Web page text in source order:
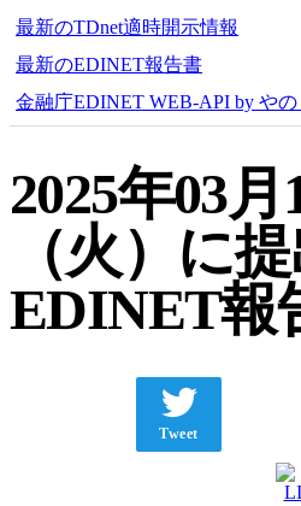
最新のTDnet適時開示情報
最新のEDINET報告書
金融庁EDINET WEB-API by やの
2025年03月
（火）に
EDINET報
Tweet